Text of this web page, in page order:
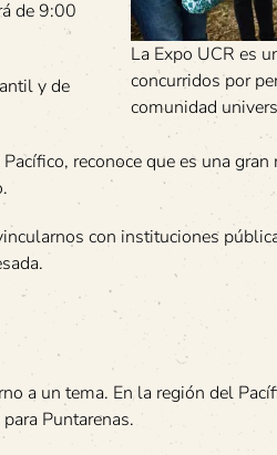
La Expo UCR es
concurridos por
comunidad
de 9:00
y de
reconoce que es una
con instituciones
a un tema. En la región del
Puntarenas.